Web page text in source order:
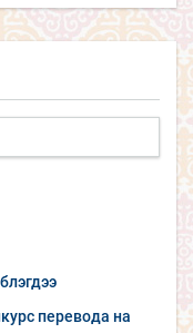
перевода на